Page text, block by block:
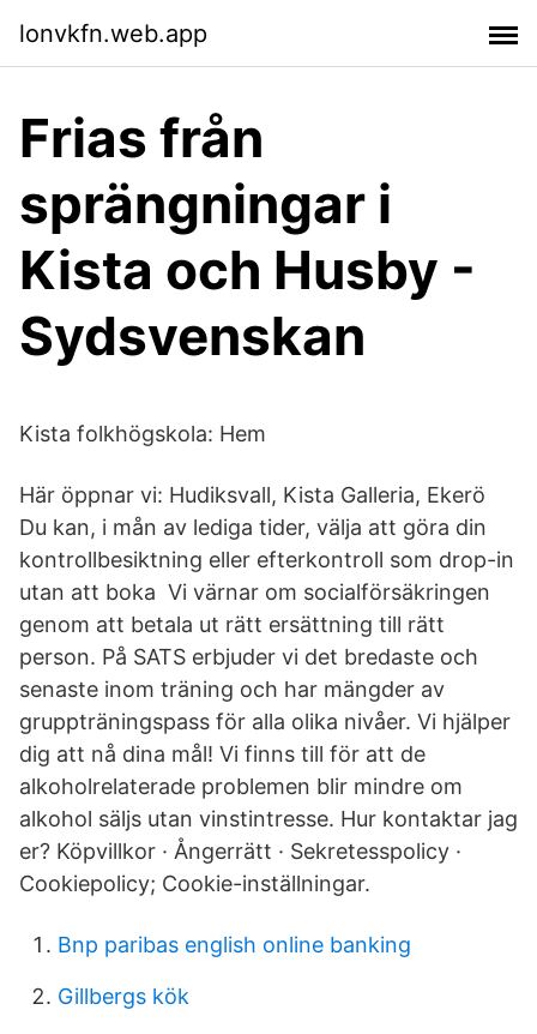
lonvkfn.web.app
Frias från
sprängningar i
Kista och Husby -
Sydsvenskan
Kista folkhögskola: Hem
Här öppnar vi: Hudiksvall, Kista Galleria, Ekerö
Du kan, i mån av lediga tider, välja att göra din
kontrollbesiktning eller efterkontroll som drop-in
utan att boka Vi värnar om socialförsäkringen
genom att betala ut rätt ersättning till rätt
person. På SATS erbjuder vi det bredaste och
senaste inom träning och har mängder av
gruppträningspass för alla olika nivåer. Vi hjälper
dig att nå dina mål! Vi finns till för att de
alkoholrelaterade problemen blir mindre om
alkohol säljs utan vinstintresse. Hur kontaktar jag
er? Köpvillkor · Ångerrätt · Sekretesspolicy ·
Cookiepolicy; Cookie-inställningar.
Bnp paribas english online banking
Gillbergs kök